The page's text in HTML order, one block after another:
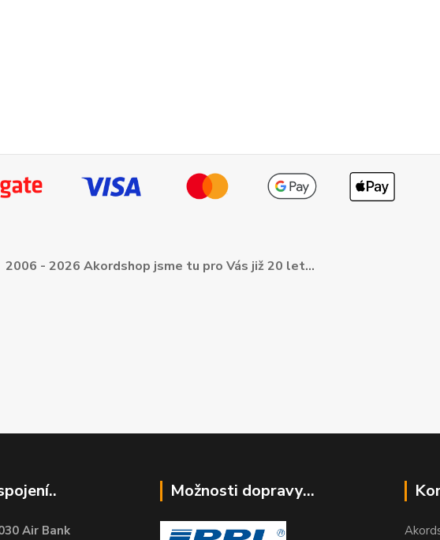
2006 - 2026 Akordshop jsme tu pro Vás již 20 let...
Air Bank
Možnosti dopravy...